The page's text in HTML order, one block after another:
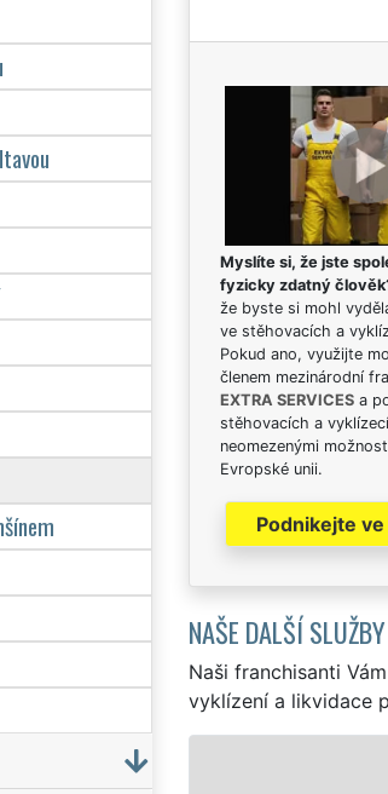
Myslíte si, že jste
fyzicky zdatný
že byste si mohl
ve stěhovacích a
Pokud ano, využijte
členem mezinárodní
EXTRA SERVICESa
stěhovacích a
neomezenými
Evropské unii.
Podnikejte
NAŠE DALŠÍ SLUŽBY
Naši franchisanti
vyklízení a likvidace
A VYKLÍZECÍ PRÁCE PODLESÍ